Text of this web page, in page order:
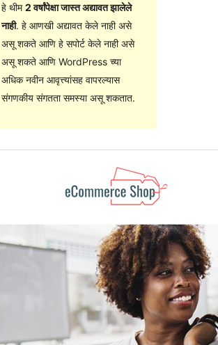
हे थीम2 वर्षांपेक्षा जास्त अद्यावत झालेले
नाही. हे आणखी अद्यावत केले नाही असे
असू शकते आणि हे सपोर्ट केले नाही असे
असू शकते आणि WordPress च्या
अधिक नवीन आवृत्त्यांसह वापरल्यास
संगणकीय संगतता समस्या असू शकतात.